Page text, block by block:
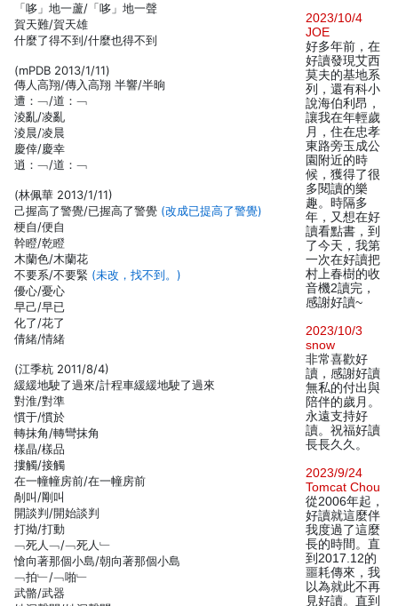
「哆」地一蘆/「哆」地一聲
賀天難/賀天雄
什麼了得不到/什麼也得不到
(mPDB 2013/1/11)
傳人高翔/傳入高翔 半響/半晌
遭：﹁/道：﹁
淩亂/凌亂
淩晨/凌晨
慶倖/慶幸
逍：﹁/道：﹁
(林佩華 2013/1/11)
己握高了警覺/已握高了警覺 (改成已提高了警覺)
梗自/便自
幹瞪/乾瞪
木蘭色/木蘭花
不要系/不要緊 (未改，找不到。)
優心/憂心
早己/早已
化了/花了
倩緒/情緒
(江季杭 2011/8/4)
緩緩地駛了過來/計程車緩緩地駛了過來
對淮/對準
慣于/慣於
轉抹角/轉彎抹角
樣晶/樣品
摟觸/接觸
在一幢幢房前/在一幢房前
剮叫/剛叫
開談判/開始談判
打拗/打動
﹁死人﹁/﹁死人﹂
愴向著那個小島/朝向著那個小島
﹁拍﹂/﹁啪﹂
武骼/武器
2023/10/4
JOE
好多年前，在
好讀發現艾西
莫夫的基地系
列，還有科小
說海伯利昂，
讓我在年輕歲
月，住在忠孝
東路旁玉成公
園附近的時
候，獲得了很
多閱讀的樂
趣。時隔多
年，又想在好
讀看點書，到
了今天，我第
一次在好讀把
村上春樹的收
音機2讀完，
感謝好讀~
2023/10/3
snow
非常喜歡好
讀，感謝好讀
無私的付出與
陪伴的歲月。
永遠支持好
讀。祝福好讀
長長久久。
2023/9/24
Tomcat Chou
從2006年起，
好讀就這麼伴
我度過了這麼
長的時間。直
到2017.12的
噩耗傳來，我
以為就此不再
見好讀。直到